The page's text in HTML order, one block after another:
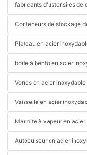
fabricants d'ustensiles de
Conteneurs de stockage
Plateau en acier
boîte à bento en acier
Verres en acier inoxydable
Vaisselle en acier
Marmite à vapeur en
Autocuiseur en acier